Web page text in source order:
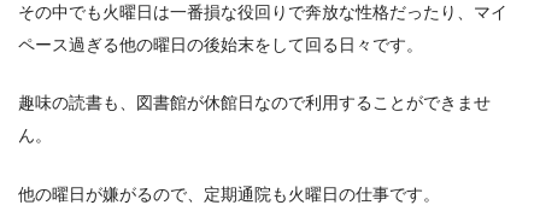
その中でも火曜日は一番損な役回りで奔放な性格だったり、マイ
ペース過ぎる他の曜日の後始末をして回る日々です。
趣味の読書も、図書館が休館日なので利用することができませ
ん。
他の曜日が嫌がるので、定期通院も火曜日の仕事です。